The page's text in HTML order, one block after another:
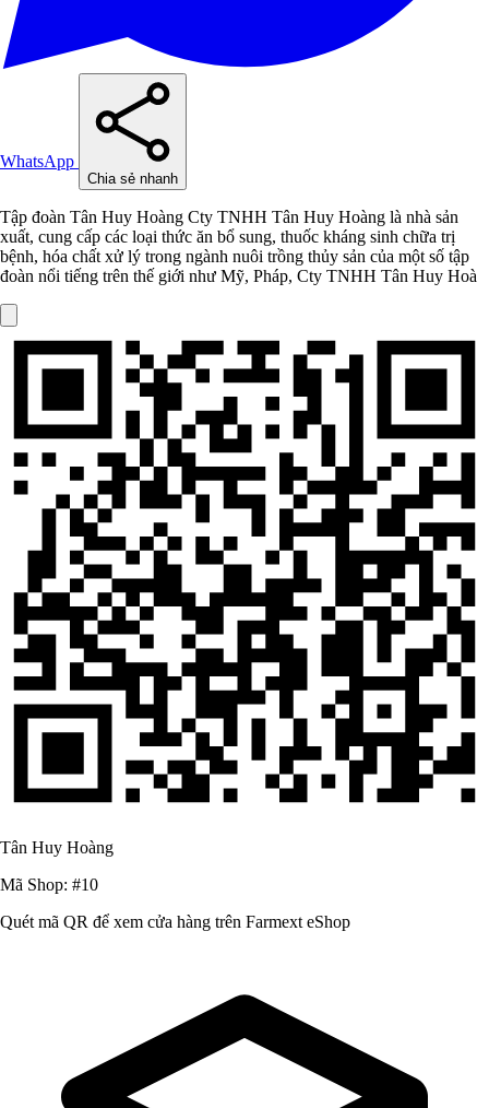
WhatsApp
Chia sẻ nhanh
Tập đoàn Tân Huy Hoàng Cty TNHH Tân Huy Hoàng là nhà sản
xuất, cung cấp các loại thức ăn bổ sung, thuốc kháng sinh chữa trị
bệnh, hóa chất xử lý trong ngành nuôi trồng thủy sản của một số tập
đoàn nổi tiếng trên thế giới như Mỹ, Pháp, Cty TNHH Tân Huy Hoà
Tân Huy Hoàng
Mã Shop: #10
Quét mã QR để xem cửa hàng trên Farmext eShop